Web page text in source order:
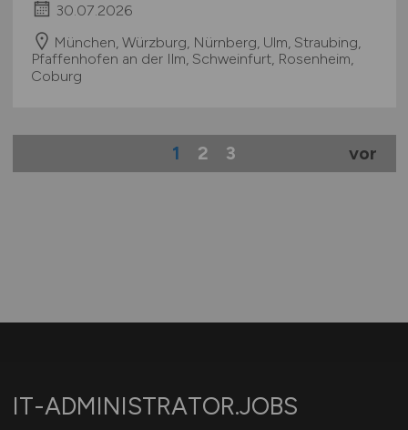
30.07.2026
München, Würzburg, Nürnberg, Ulm, Straubing,
Pfaffenhofen an der Ilm, Schweinfurt, Rosenheim,
Coburg
1 2 3 vor
IT-ADMINISTRATOR.JOBS